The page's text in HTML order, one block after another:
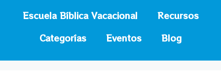
Escuela Bíblica Vacacional
Recursos
Categorías
Eventos Blog